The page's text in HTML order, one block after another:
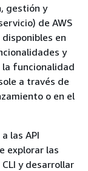
gestión y
de AWS
en
y
la funcionalidad
a través de
o en el
las API
explorar las
y desarrollar